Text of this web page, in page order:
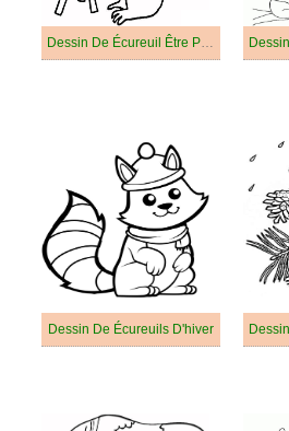
Dessin De Écureuil Être Peintre
Dessin De Écureuils D'hiver